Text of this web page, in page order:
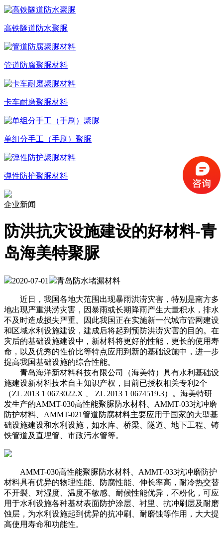
高铁隧道防水聚脲
管道防腐聚脲材料
卡车耐磨聚脲材料
单组分手工（手刷）聚脲
弹性防护聚脲材料
企业新闻
防洪抗灾设施建设的好材料-青
岛海美特聚脲
2020-07-01 青岛防水堵漏材料
近日，我国各地大范围出现暴雨洪涝灾害，特别是南方多
地出现严重洪涝灾害，因暴雨或长期降雨产生大量积水，排水
不及时造成损失严重。因此我国正在实施新一代城市管网建设
和区域水利设施建设，建成后将起到预防洪涝灾害的目的。在
灾后的基础设施建设中，新材料将更好的性能，更长的使用寿
命，以及优秀的性价比等特点应用到新的基础设施中，进一步
提高我国基础设施的综合性能。
青岛海洋新材料科技有限公司（海美特）具有水利基础设
施建设新材料技术自主知识产权，目前已授权相关专利2个
（ZL 2013 1 0673022.X 、 ZL 2013 1 0674519.3）。海美特研
发生产的AMMT-030高性能聚脲防水材料、AMMT-033抗冲磨
防护材料、AMMT-021管道防腐材料主要应用于国家的大型基
础设施建设和水利设施，如水库、桥梁、隧道、地下工程、铸
铁管道及直埋管、市政污水管等。
AMMT-030高性能聚脲防水材料、AMMT-033抗冲磨防护
材料具有优异的物理性能、防腐性能、伸长率高，耐冷热交替
不开裂、对湿度、温度不敏感、耐候性能优异，不粉化，可应
用于水利设施各种基材表面防护涂层、衬里、抗冲刷层及耐磨
蚀层，为水利设施起到优异的抗冲刷、耐磨蚀等作用，大大提
高使用寿命和功能性。